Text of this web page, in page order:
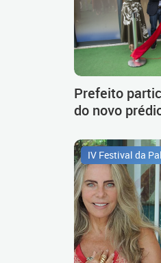
Prefeito
do novo
IV Festival da